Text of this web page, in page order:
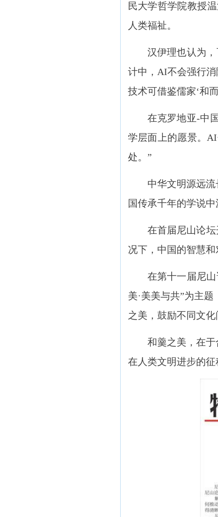
民大学哲学院教授
人类福祉。
汉伊理也认为
计中，AI不会强行
技术可借鉴儒家‘和
在克罗地亚-中
学层面上的愿景。
处。”
中华文明源远
国传承千年的学说
在首届尼山论
况下，中国的智慧
在第十一届尼
美·美美与共”为主
之美，鼓励不同文
和羹之美，在
在人类文明进步的